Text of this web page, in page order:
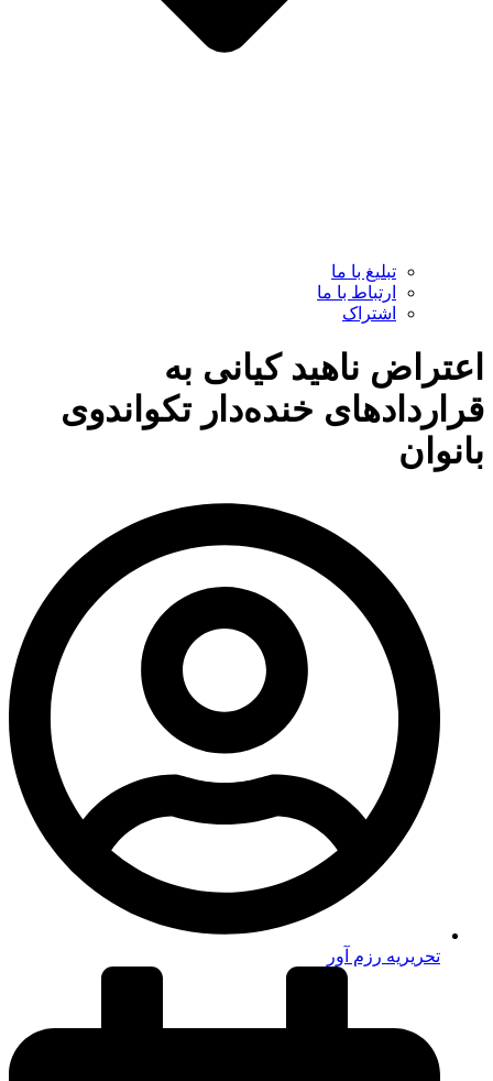
تبلیغ با ما
ارتباط با ما
اشتراک
اعتراض ناهید کیانی به
قراردادهای خنده‌دار تکواندوی
بانوان
تحریریه رزم آور